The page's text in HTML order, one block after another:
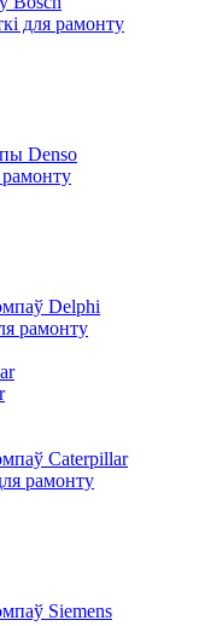
для рамонту
Denso
рамонту
Delphi
рамонту
Caterpillar
рамонту
Siemens